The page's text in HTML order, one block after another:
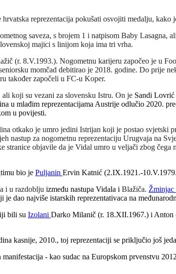
reprezentacija pokušati osvojiti medalju, kako
saveza, s brojem 1 i natpisom Baby Lasagna,
majici s linijom koja ima tri vrha.
(r. 8.V.1993.). Nogometnu karijeru započeo je u
momčad debitirao je 2018. godine. Do prije
također započeli u FC-u Koper.
koji su vezani za slovensku Istru. On je Sandi
u mlađim reprezentacijama Austrije odlučio 2020.
u povijesti.
otkako je umro jedini Istrijan koji je postao svjetski
nastup za nogometnu reprezentaciju Urugvaja na
stranice objavile da je Vidal umro u veljači zbog čega
timu bio je Puljanin Ervin Katnić (2.IX.1921.-
i u razdoblju između nastupa Vidala i Blažiča. Žminjac
dao najviše istarskih reprezentativaca na
bili su Izolani Darko Milanič (r. 18.XII.1967.) i
kasnije, 2010., toj reprezentaciji se priključio još
- kao sudac na Europskom prvenstvu